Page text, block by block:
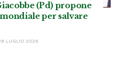
(Pd) propone
per salvare
LUGLIO 2026